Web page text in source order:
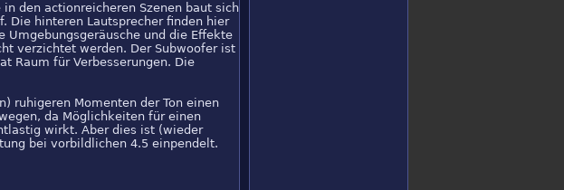
den actionreicheren Szenen baut sich
Die hinteren Lautsprecher finden hier
Umgebungsgeräusche und die Effekte
verzichtet werden. Der Subwoofer ist
Raum für Verbesserungen. Die
ruhigeren Momenten der Ton einen
da Möglichkeiten für einen
wirkt. Aber dies ist (wieder
bei vorbildlichen 4.5 einpendelt.